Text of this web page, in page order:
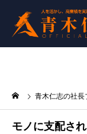
青木仁志の社長
モノに支配さ